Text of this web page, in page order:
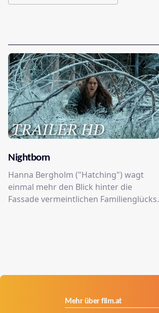
Nightborn
Hanna Bergholm ("Hatching") wagt
einmal mehr den Blick hinter die
Fassade vermeintlichen Familienglücks.
Mehr über film.at